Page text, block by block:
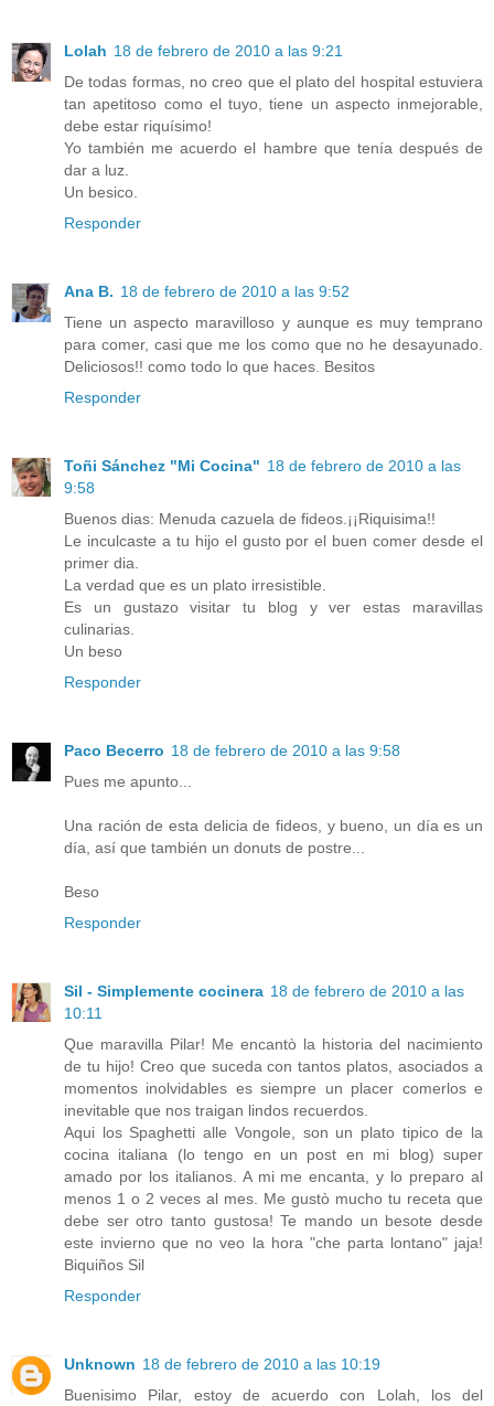
Lolah 18 de febrero de 2010 a las 9:21
De todas formas, no creo que el plato del hospital estuviera
tan apetitoso como el tuyo, tiene un aspecto inmejorable,
debe estar riquísimo!
Yo también me acuerdo el hambre que tenía después de
dar a luz.
Un besico.
Responder
Ana B. 18 de febrero de 2010 a las 9:52
Tiene un aspecto maravilloso y aunque es muy temprano
para comer, casi que me los como que no he desayunado.
Deliciosos!! como todo lo que haces. Besitos
Responder
Toñi Sánchez "Mi Cocina" 18 de febrero de 2010 a las
9:58
Buenos dias: Menuda cazuela de fideos.¡¡Riquisima!!
Le inculcaste a tu hijo el gusto por el buen comer desde el
primer dia.
La verdad que es un plato irresistible.
Es un gustazo visitar tu blog y ver estas maravillas
culinarias.
Un beso
Responder
Paco Becerro 18 de febrero de 2010 a las 9:58
Pues me apunto...
Una ración de esta delicia de fideos, y bueno, un día es un
día, así que también un donuts de postre...
Beso
Responder
Sil - Simplemente cocinera 18 de febrero de 2010 a las
10:11
Que maravilla Pilar! Me encantò la historia del nacimiento
de tu hijo! Creo que suceda con tantos platos, asociados a
momentos inolvidables es siempre un placer comerlos e
inevitable que nos traigan lindos recuerdos.
Aqui los Spaghetti alle Vongole, son un plato tipico de la
cocina italiana (lo tengo en un post en mi blog) super
amado por los italianos. A mi me encanta, y lo preparo al
menos 1 o 2 veces al mes. Me gustò mucho tu receta que
debe ser otro tanto gustosa! Te mando un besote desde
este invierno que no veo la hora "che parta lontano" jaja!
Biquiños Sil
Responder
Unknown 18 de febrero de 2010 a las 10:19
Buenisimo Pilar, estoy de acuerdo con Lolah, los del